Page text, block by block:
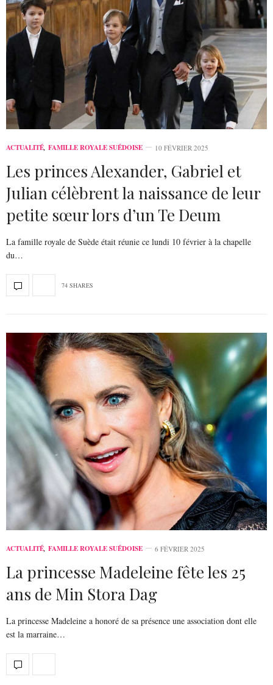
ACTUALITÉ, FAMILLE ROYALE SUÉDOISE 10 FÉVRIER 2025
Les princes Alexander, Gabriel et
Julian célèbrent la naissance de leur
petite sœur lors d’un Te Deum
La famille royale de Suède était réunie ce lundi 10 février à la chapelle
du…
74 SHARES
ACTUALITÉ, FAMILLE ROYALE SUÉDOISE 6 FÉVRIER 2025
La princesse Madeleine fête les 25
ans de Min Stora Dag
La princesse Madeleine a honoré de sa présence une association dont elle
est la marraine…